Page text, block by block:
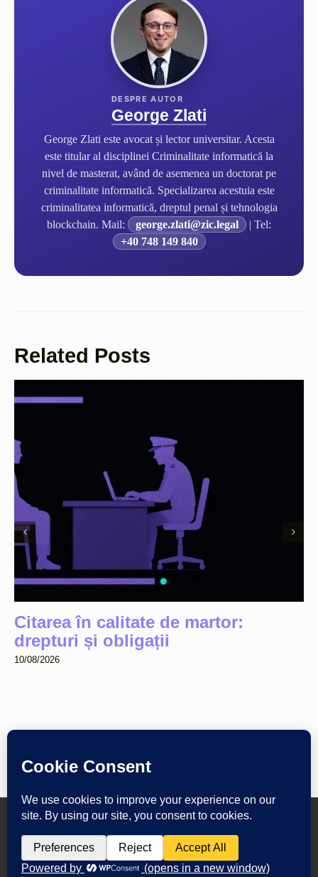
George Zlati
George Zlati este avocat și lector universitar. Acesta
este titular al disciplinei Criminalitate informatică la
nivel de masterat, având de asemenea un doctorat pe
criminalitate informatică. Specializarea acestuia este
criminalitatea informatică, dreptul penal și tehnologia
blockchain. Mail:
george.zlati@zic.legal
| Tel:
+40 748 149 840
Related Posts
Citarea în calitate de martor:
drepturi și obligații
10/08/2026
Copyright © 2025 Zlati Ionescu Chiperi SCA · Cluj-Napoca, 2A
View on Google Maps · All rights reserved. ·
terms
Romanian